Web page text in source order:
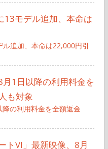
追加、本命は22,000円引
の利用料金を全額返金